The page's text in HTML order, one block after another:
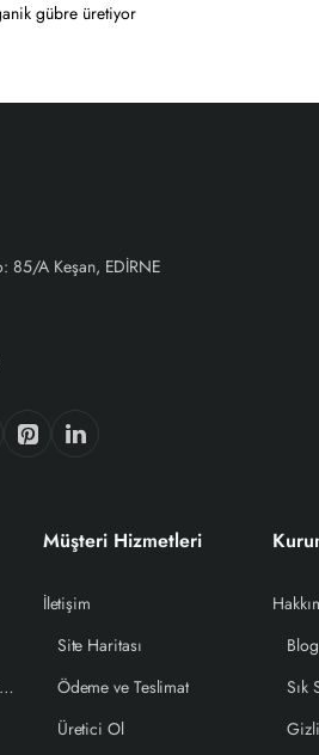
gübre üretiyor
85/A Keşan, EDİRNE
Kırmızı Kaliforniya Solucanı
Müşteri Hizmetleri
İletişim
Site Haritası
Ödeme ve Teslimat
Üretici Ol
Blog
Sık